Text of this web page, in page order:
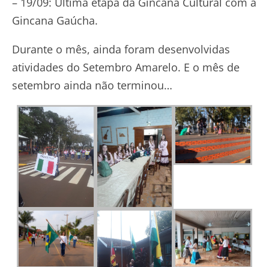
Gincana Gaúcha.
Durante o mês, ainda foram desenvolvidas
atividades do Setembro Amarelo. E o mês de
setembro ainda não terminou…